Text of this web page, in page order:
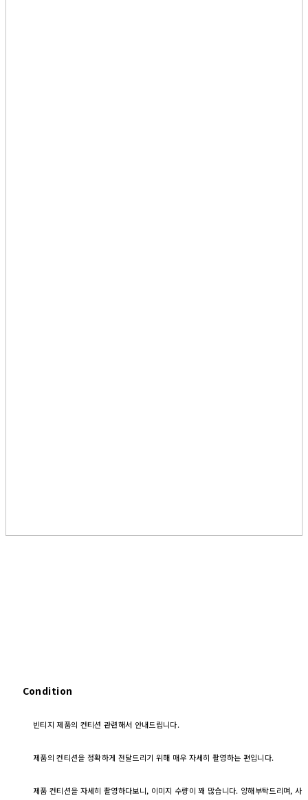
Condition
빈티지 제품의 컨티션 관련해서 안내드립니다.
제품의 컨티션을 정확하게 전달드리기 위해 매우 자세히 촬영하는 편입니다.
제품 컨티션을 자세히 촬영하다보니, 이미지 수량이 꽤 많습니다. 양해부탁드리며, 사